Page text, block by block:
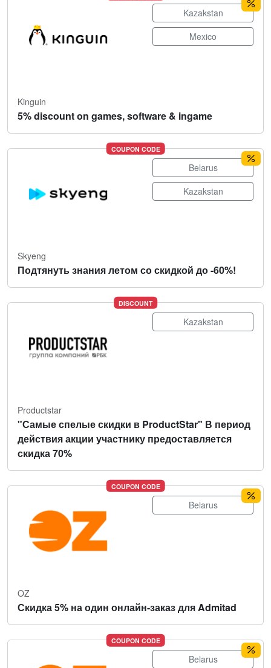
Kazakstan
Mexico
Kinguin
5% discount on games, software & ingame
COUPON CODE
Belarus
Kazakstan
Skyeng
Подтянуть знания летом со скидкой до -60%!
DISCOUNT
Kazakstan
Productstar
"Самые спелые скидки в ProductStar" В период
действия акции участнику предоставляется
скидка 70%
COUPON CODE
Belarus
OZ
Скидка 5% на один онлайн-заказ для Admitad
COUPON CODE
Belarus